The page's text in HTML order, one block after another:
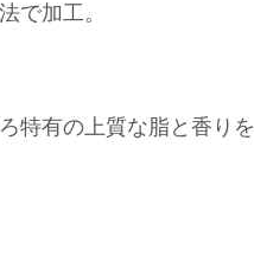
で加工。
特有の上質な脂と香りを